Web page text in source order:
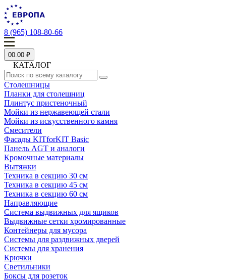
8 (965) 108-80-66
00.00 ₽
КАТАЛОГ
Столешницы
Планки для столешниц
Плинтус пристеночный
Мойки из нержавеющей стали
Мойки из искусственного камня
Смесители
Фасады KITforKIT Basic
Панель AGT и аналоги
Кромочные материалы
Вытяжки
Техника в секцию 30 см
Техника в секцию 45 см
Техника в секцию 60 см
Направляющие
Система выдвижных для ящиков
Выдвижные сетки хромированные
Контейнеры для мусора
Системы для раздвижных дверей
Системы для хранения
Крючки
Светильники
Боксы для розеток